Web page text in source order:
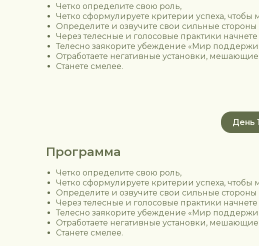
Четко определите свою роль,
Четко сформулируете критерии успеха, чтобы
Определите и озвучите свои сильные
Через телесные и голосовые практики начнете
Телесно заякорите убеждение «Мир
Отработаете негативные установки,
Станете смелее.
День 1
Программа
Четко определите свою роль,
Четко сформулируете критерии успеха, чтобы
Определите и озвучите свои сильные
Через телесные и голосовые практики начнете
Телесно заякорите убеждение «Мир
Отработаете негативные установки,
Станете смелее.